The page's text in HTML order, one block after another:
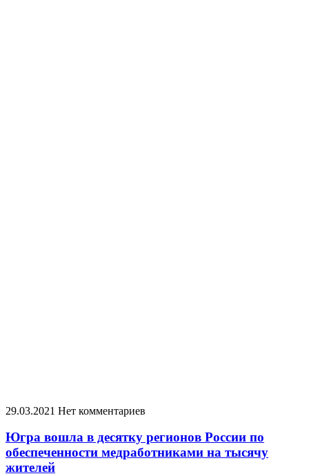
29.03.2021 Нет комментариев
Югра вошла в десятку регионов России по
обеспеченности медработниками на тысячу
жителей